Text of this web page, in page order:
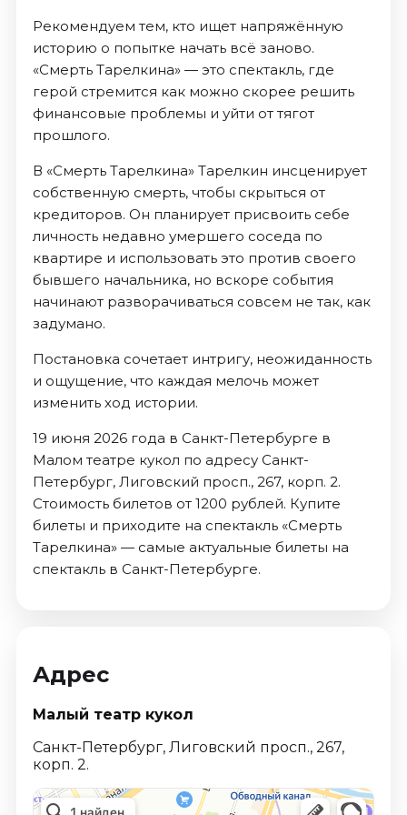
Рекомендуем тем, кто ищет напряжённую
историю о попытке начать всё заново.
«Смерть Тарелкина» — это спектакль, где
герой стремится как можно скорее решить
финансовые проблемы и уйти от тягот
прошлого.
В «Смерть Тарелкина» Тарелкин инсценирует
собственную смерть, чтобы скрыться от
кредиторов. Он планирует присвоить себе
личность недавно умершего соседа по
квартире и использовать это против своего
бывшего начальника, но вскоре события
начинают разворачиваться совсем не так, как
задумано.
Постановка сочетает интригу, неожиданность
и ощущение, что каждая мелочь может
изменить ход истории.
19 июня 2026 года в Санкт-Петербурге в
Малом театре кукол по адресу Санкт-
Петербург, Лиговский просп., 267, корп. 2.
Стоимость билетов от 1200 рублей. Купите
билеты и приходите на спектакль «Смерть
Тарелкина» — самые актуальные билеты на
спектакль в Санкт-Петербурге.
Адрес
Малый театр кукол
Санкт-Петербург, Лиговский просп., 267,
корп. 2.